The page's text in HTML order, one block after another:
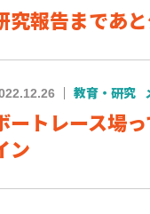
究報告まであ
教育・研究
ートレース場
ン